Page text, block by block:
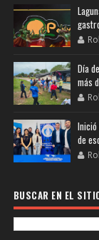
Día
más
de
BUSCAR EN EL